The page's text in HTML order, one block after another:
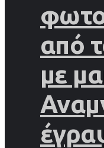
από
με